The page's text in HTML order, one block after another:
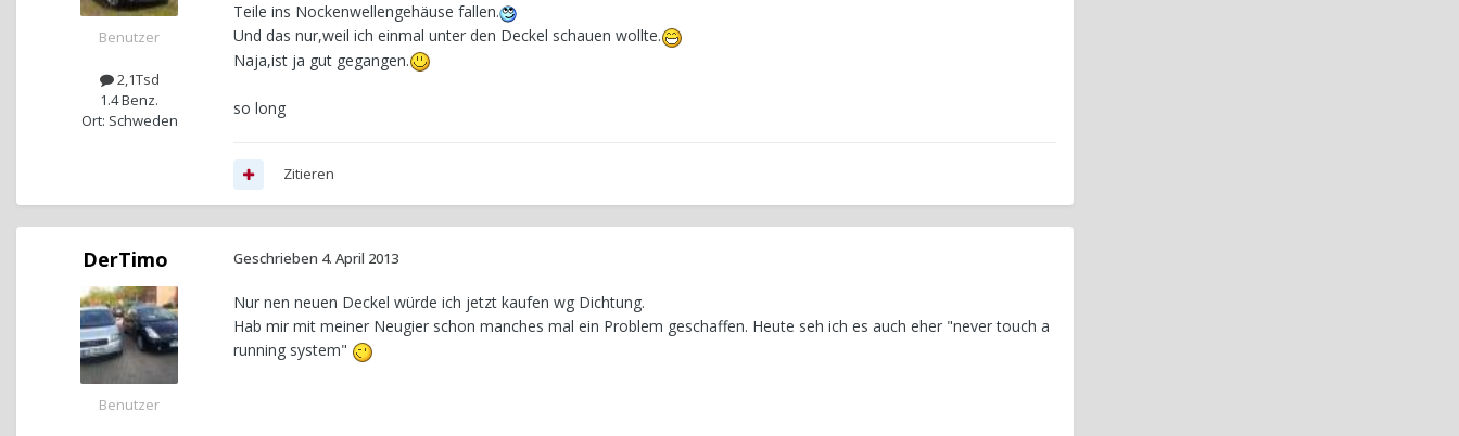
Benutzer
2,1Tsd
1.4 Benz.
Ort: Schweden
Teile ins Nockenwellengehäuse fallen.
Und das nur,weil ich einmal unter den Deckel schauen wollte.
Naja,ist ja gut gegangen.
so long
Zitieren
DerTimo
Benutzer
Geschrieben 4. April 2013
Nur nen neuen Deckel würde ich jetzt kaufen wg Dichtung.
Hab mir mit meiner Neugier schon manches mal ein Problem geschaffen. Heute seh ich es auch eher "never touch a
running system"